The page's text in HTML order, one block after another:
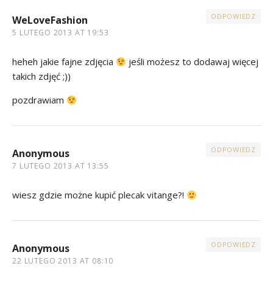
WeLoveFashion
5 LUTEGO 2013 AT 19:53
ODPOWIEDZ
heheh jakie fajne zdjęcia
jeśli możesz to dodawaj więcej
takich zdjęć ;))
pozdrawiam
Anonymous
7 LUTEGO 2013 AT 13:55
ODPOWIEDZ
wiesz gdzie możne kupić plecak vitange?!
Anonymous
22 LUTEGO 2013 AT 08:10
ODPOWIEDZ